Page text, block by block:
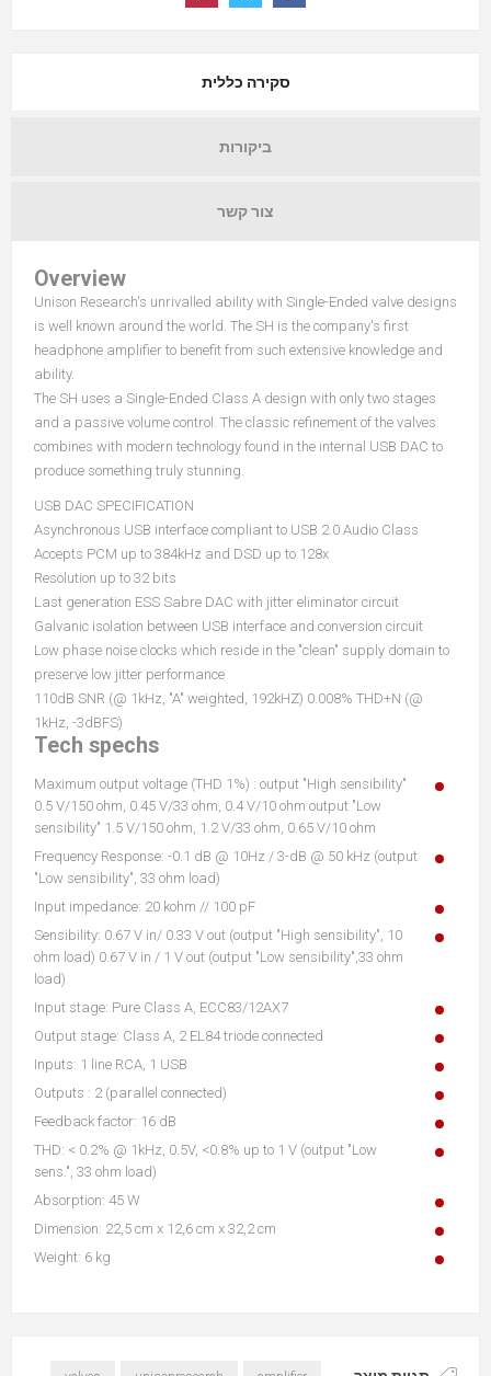
סקירה כללית
ביקורות
צור קשר
Overview
Unison Research's unrivalled ability with Single-Ended valve designs
is well known around the world. The SH is the company's first
headphone amplifier to benefit from such extensive knowledge and
ability.
The SH uses a Single-Ended Class A design with only two stages
and a passive volume control. The classic refinement of the valves
combines with modern technology found in the internal USB DAC to
produce something truly stunning.
USB DAC SPECIFICATION
Asynchronous USB interface compliant to USB 2.0 Audio Class
Accepts PCM up to 384kHz and DSD up to 128x
Resolution up to 32 bits
Last generation ESS Sabre DAC with jitter eliminator circuit
Galvanic isolation between USB interface and conversion circuit
Low phase noise clocks which reside in the "clean" supply domain to
preserve low jitter performance
110dB SNR (@ 1kHz, "A" weighted, 192kHZ) 0.008% THD+N (@
1kHz, -3dBFS)
Tech spechs
Maximum output voltage (THD 1%) : output "High sensibility"
0.5 V/150 ohm, 0.45 V/33 ohm, 0.4 V/10 ohm output "Low
sensibility" 1.5 V/150 ohm, 1.2 V/33 ohm, 0.65 V/10 ohm
Frequency Response: -0.1 dB @ 10Hz / 3-dB @ 50 kHz (output
"Low sensibility", 33 ohm load)
Input impedance: 20 kohm // 100 pF
Sensibility: 0.67 V in/ 0.33 V out (output "High sensibility", 10
ohm load) 0.67 V in / 1 V out (output "Low sensibility",33 ohm
load)
Input stage: Pure Class A, ECC83/12AX7
Output stage: Class A, 2 EL84 triode connected
Inputs: 1 line RCA, 1 USB
Outputs : 2 (parallel connected)
Feedback factor: 16 dB
THD: < 0.2% @ 1kHz, 0.5V, <0.8% up to 1 V (output "Low
sens.", 33 ohm load)
Absorption: 45 W
Dimension: 22,5 cm x 12,6 cm x 32,2 cm
Weight: 6 kg